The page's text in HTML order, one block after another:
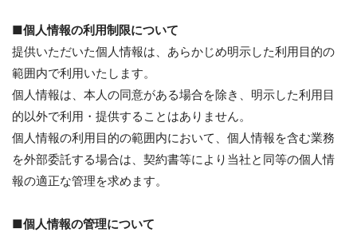
■個人情報の利用制限について
提供いただいた個人情報は、あらかじめ明示した利用目的の
範囲内で利用いたします。
個人情報は、本人の同意がある場合を除き、明示した利用目
的以外で利用・提供することはありません。
個人情報の利用目的の範囲内において、個人情報を含む業務
を外部委託する場合は、契約書等により当社と同等の個人情
報の適正な管理を求めます。
■個人情報の管理について